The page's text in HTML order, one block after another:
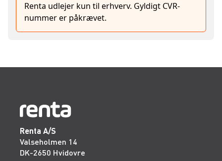
Renta udlejer kun til erhverv. Gyldigt CVR-
nummer er påkrævet.
Renta A/S
Valseholmen 14
DK-2650 Hvidovre